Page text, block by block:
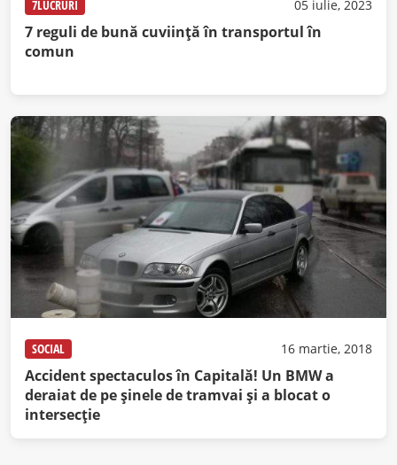
7LUCRURI 05 iulie, 2023
7 reguli de bună cuviinţă în transportul în
comun
SOCIAL 16 martie, 2018
Accident spectaculos în Capitală! Un BMW a
deraiat de pe şinele de tramvai şi a blocat o
intersecţie